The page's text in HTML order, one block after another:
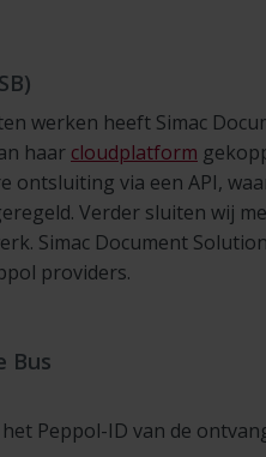
werken heeft Simac
haar cloudplatform
ontsluiting via een API,
Verder sluiten wij
Simac Document
providers.
Bus
Peppol-ID van de